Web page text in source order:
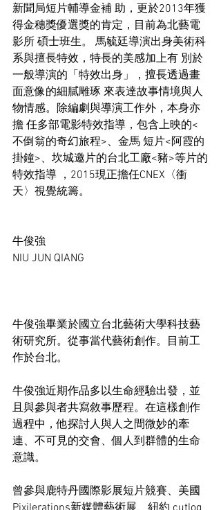
新聞局短片輔導金補 助，更於2013年獲
得金穗獎優選獎的肯定，目前為北藝電
影所 碩士班生。 馬毓廷導演出身美術科
系與擅長特效，特長的美感加上有 別於
一般導演的「特效出身」，擅長透過畫
面意像的細膩雕琢 來表達故事情境與人
物情感。除編劇與導演工作外，本身亦
擔 任多部電影特效指導，包含上映的<
不倒翁的奇幻旅程>、金馬 短片<阿霞的
掛鐘>、坎城邀片的台北工廠<豬>等片的
特效指導 ，2015現正擔任CNEX〈衝
天〉視覺統籌。
牛俊強
NIU JUN QIANG
牛俊強畢業於國立台北藝術大學科技藝
術研究所。從事當代藝術創作。目前工
作於台北。
牛俊強近期作品多以生命經驗出發，並
且與參與者共寫敘事歷程。在這樣創作
過程中，他探討人與人之間微妙的牽
連、不可見的交會、個人到群體的生命
意識。
曾參與鹿特丹國際影展短片競賽、美國